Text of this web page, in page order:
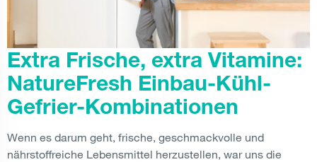
Extra Frische, extra Vitamine:
NatureFresh Einbau-Kühl-
Gefrier-Kombinationen
Wenn es darum geht, frische, geschmackvolle und
nährstoffreiche Lebensmittel herzustellen, war uns die